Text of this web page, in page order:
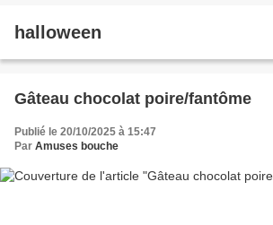
halloween
Gâteau chocolat poire/fantôme
Publié le 20/10/2025 à 15:47
Par Amuses bouche